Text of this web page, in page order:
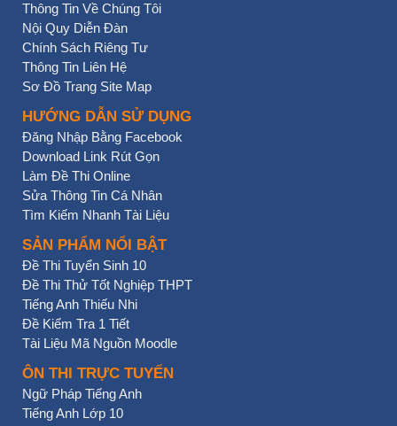
Thông Tin Về Chúng Tôi
Nội Quy Diễn Đàn
Chính Sách Riêng Tư
Thông Tin Liên Hệ
Sơ Đồ Trang Site Map
HƯỚNG DẪN SỬ DỤNG
Đăng Nhập Bằng Facebook
Download Link Rút Gọn
Làm Đề Thi Online
Sửa Thông Tin Cá Nhân
Tìm Kiếm Nhanh Tài Liệu
SẢN PHẨM NỔI BẬT
Đề Thi Tuyển Sinh 10
Đề Thi Thử Tốt Nghiệp THPT
Tiếng Anh Thiếu Nhi
Đề Kiểm Tra 1 Tiết
Tài Liệu Mã Nguồn Moodle
ÔN THI TRỰC TUYẾN
Ngữ Pháp Tiếng Anh
Tiếng Anh Lớp 10